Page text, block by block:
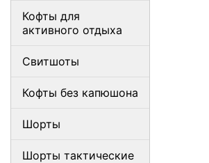
Кофты для
активного отдыха
Свитшоты
Кофты без капюшона
Шорты
Шорты тактические